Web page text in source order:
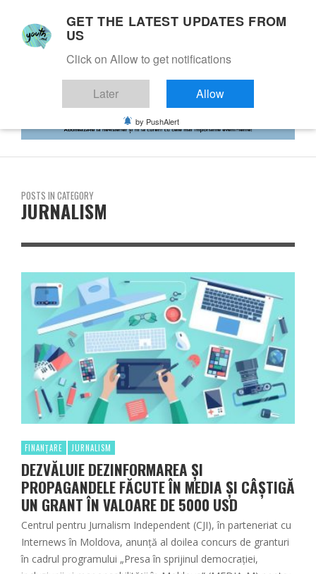
POSTS IN CATEGORY
JURNALISM
FINANȚARE JURNALISM
DEZVĂLUIE DEZINFORMAREA ŞI
PROPAGANDELE FĂCUTE ÎN MEDIA ŞI CÂŞTIGĂ
UN GRANT ÎN VALOARE DE 5000 USD
Centrul pentru Jurnalism Independent (CJI), în parteneriat cu
Internews în Moldova, anunță al doilea concurs de granturi
în cadrul programului „Presa în sprijinul democrației,
GET THE LATEST UPDATES FROM
US
Click on Allow to get notifications
Later Allow
by PushAlert